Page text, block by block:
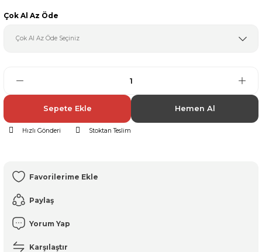
Çok Al Az Öde
Sepete Ekle Hemen Al
Hızlı Gönderi Stoktan Teslim
Paylaş
Yorum Yap
Karşılaştır